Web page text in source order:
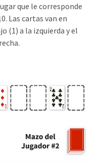
que le corresponde
Las cartas van en
(1) a la izquierda y el